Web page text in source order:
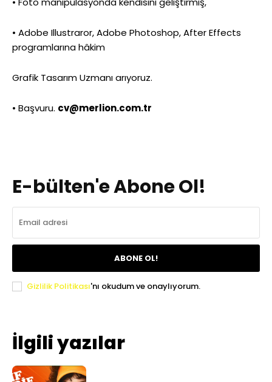
• Adobe Illustraror, Adobe Photoshop, After Effects
programlarına hâkim
Grafik Tasarım Uzmanı arıyoruz.
• Başvuru. cv@merlion.com.tr
E-bülten'e Abone Ol!
ABONE OL!
Gizlilik Politikası'nı okudum ve onaylıyorum.
İlgili yazılar